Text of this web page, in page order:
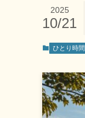
2025
10/21
ひとり時間